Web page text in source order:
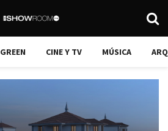
GREEN CINE Y TV MÚSICA